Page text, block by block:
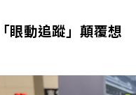
眼動追蹤」顛覆想